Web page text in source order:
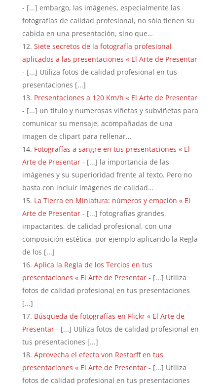
- [...] embargo, las imágenes, especialmente las
fotografías de calidad profesional, no sólo tienen su
cabida en una presentación, sino que…
Siete secretos de la fotografía profesional
aplicados a las presentaciones « El Arte de Presentar
- [...] Utiliza fotos de calidad profesional en tus
presentaciones [...]
Presentaciones a 120 Km/h « El Arte de Presentar
- [...] un título y numerosas viñetas y subviñetas para
comunicar su mensaje, acompañadas de una
imagen de clipart para rellenar…
Fotografías a sangre en tus presentaciones « El
Arte de Presentar- [...] la importancia de las
imágenes y su superioridad frente al texto. Pero no
basta con incluir imágenes de calidad…
La Tierra en Miniatura: números y emoción « El
Arte de Presentar- [...] fotografías grandes,
impactantes, de calidad profesional, con una
composición estética, por ejemplo aplicando la Regla
de los [...]
Aplica la Regla de los Tercios en tus
presentaciones « El Arte de Presentar- [...] Utiliza
fotos de calidad profesional en tus presentaciones
[...]
Búsqueda de fotografías en Flickr « El Arte de
Presentar- [...] Utiliza fotos de calidad profesional en
tus presentaciones [...]
Aprovecha el efecto von Restorff en tus
presentaciones « El Arte de Presentar- [...] Utiliza
fotos de calidad profesional en tus presentaciones